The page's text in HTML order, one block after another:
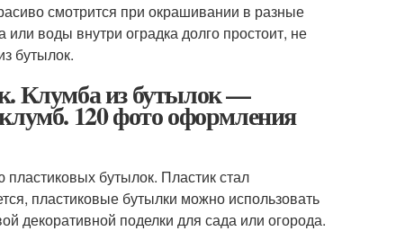
смотрится при окрашивании в разные
воды внутри оградка долго простоит, не
бутылок.
Клумба из бутылок —
120 фото оформления
бутылок. Пластик стал
пластиковые бутылки можно использовать
декоративной поделки для сада или огорода.